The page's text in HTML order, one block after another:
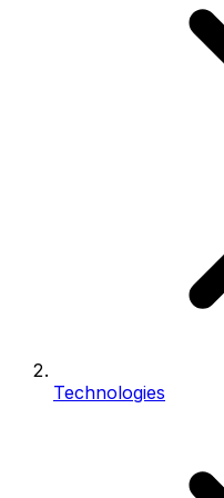
Technologies